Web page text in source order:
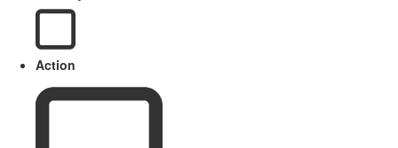
Action